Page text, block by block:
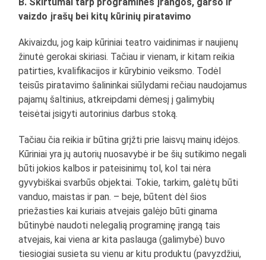
vaizdo įrašų bei kitų kūrinių piratavimo
Akivaizdu, jog kaip kūriniai teatro vaidinimas ir naujienų
žinutė gerokai skiriasi. Tačiau ir vienam, ir kitam reikia
patirties, kvalifikacijos ir kūrybinio veiksmo. Todėl
teisūs piratavimo šalininkai siūlydami rečiau naudojamus
pajamų šaltinius, atkreipdami dėmesį į galimybių
teisėtai įsigyti autorinius darbus stoką.
Tačiau čia reikia ir būtina grįžti prie laisvų mainų idėjos.
Kūriniai yra jų autorių nuosavybė ir be šių sutikimo negali
būti jokios kalbos ir pateisinimų tol, kol tai nėra
gyvybiškai svarbūs objektai. Tokie, tarkim, galėtų būti
vanduo, maistas ir pan. – beje, būtent dėl šios
priežasties kai kuriais atvejais galėjo būti ginama
būtinybė naudoti nelegalią programinę įrangą tais
atvejais, kai viena ar kita paslauga (galimybė) buvo
tiesiogiai susieta su vienu ar kitu produktu (pavyzdžiui,